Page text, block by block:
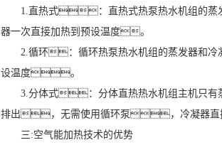
1.直热式：直热式热泵热水机组的蒸
器一次直接加热到预设温度。
2.循环：循环热泵热水机组的蒸发器和冷
设温度。
3.分体式：分体直热热水机组主机只有
排出，无需使用循环泵，冷凝器直
三:空气能加热技术的优势